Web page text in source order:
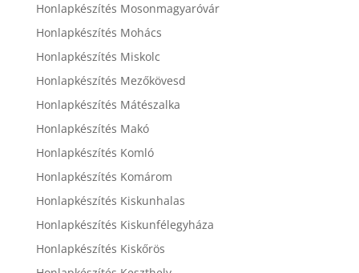
Honlapkészítés Mosonmagyaróvár
Honlapkészítés Mohács
Honlapkészítés Miskolc
Honlapkészítés Mezőkövesd
Honlapkészítés Mátészalka
Honlapkészítés Makó
Honlapkészítés Komló
Honlapkészítés Komárom
Honlapkészítés Kiskunhalas
Honlapkészítés Kiskunfélegyháza
Honlapkészítés Kiskőrös